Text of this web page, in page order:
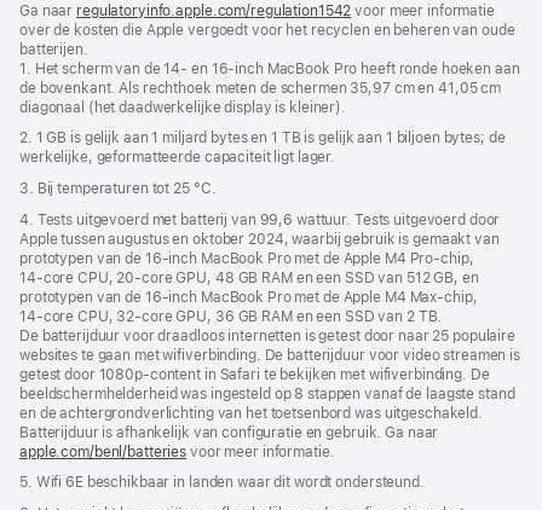
Ga naar regulatoryinfo.apple.com/regulation1542 (wordt
in
venster
geopend)
voor meer informatie
over de kosten die Apple vergoedt voor het recyclen en beheren van oude
batterijen.
1. Het scherm van de 14‑ en 16-inch MacBook Pro heeft ronde hoeken aan
de bovenkant. Als rechthoek meten de schermen 35,97 cm en 41,05 cm
diagonaal (het daadwerkelijke display is kleiner).
2. 1 GB is gelijk aan 1 miljard bytes en 1 TB is gelijk aan 1 biljoen bytes; de
werkelijke, geformatteerde capaciteit ligt lager.
3. Bij temperaturen tot 25 °C.
4. Tests uitgevoerd met batterij van 99,6 wattuur. Tests uitgevoerd door
Apple tussen augustus en oktober 2024, waarbij gebruik is gemaakt van
prototypen van de 16‑inch MacBook Pro met de Apple M4 Pro-chip,
14‑core CPU, 20‑core GPU, 48 GB RAM en een SSD van 512 GB, en
prototypen van de 16‑inch MacBook Pro met de Apple M4 Max-chip,
14‑core CPU, 32‑core GPU, 36 GB RAM en een SSD van 2 TB.
De batterijduur voor draadloos internetten is getest door naar 25 populaire
websites te gaan met wifiverbinding. De batterijduur voor video streamen is
getest door 1080p-content in Safari te bekijken met wifiverbinding. De
beeldscherm­helderheid was ingesteld op 8 stappen vanaf de laagste stand
en de achtergrond­verlichting van het toetsenbord was uitgeschakeld.
Batterijduur is afhankelijk van configuratie en gebruik. Ga naar
apple.com/benl/batteries voor meer informatie.
5. Wifi 6E beschikbaar in landen waar dit wordt ondersteund.